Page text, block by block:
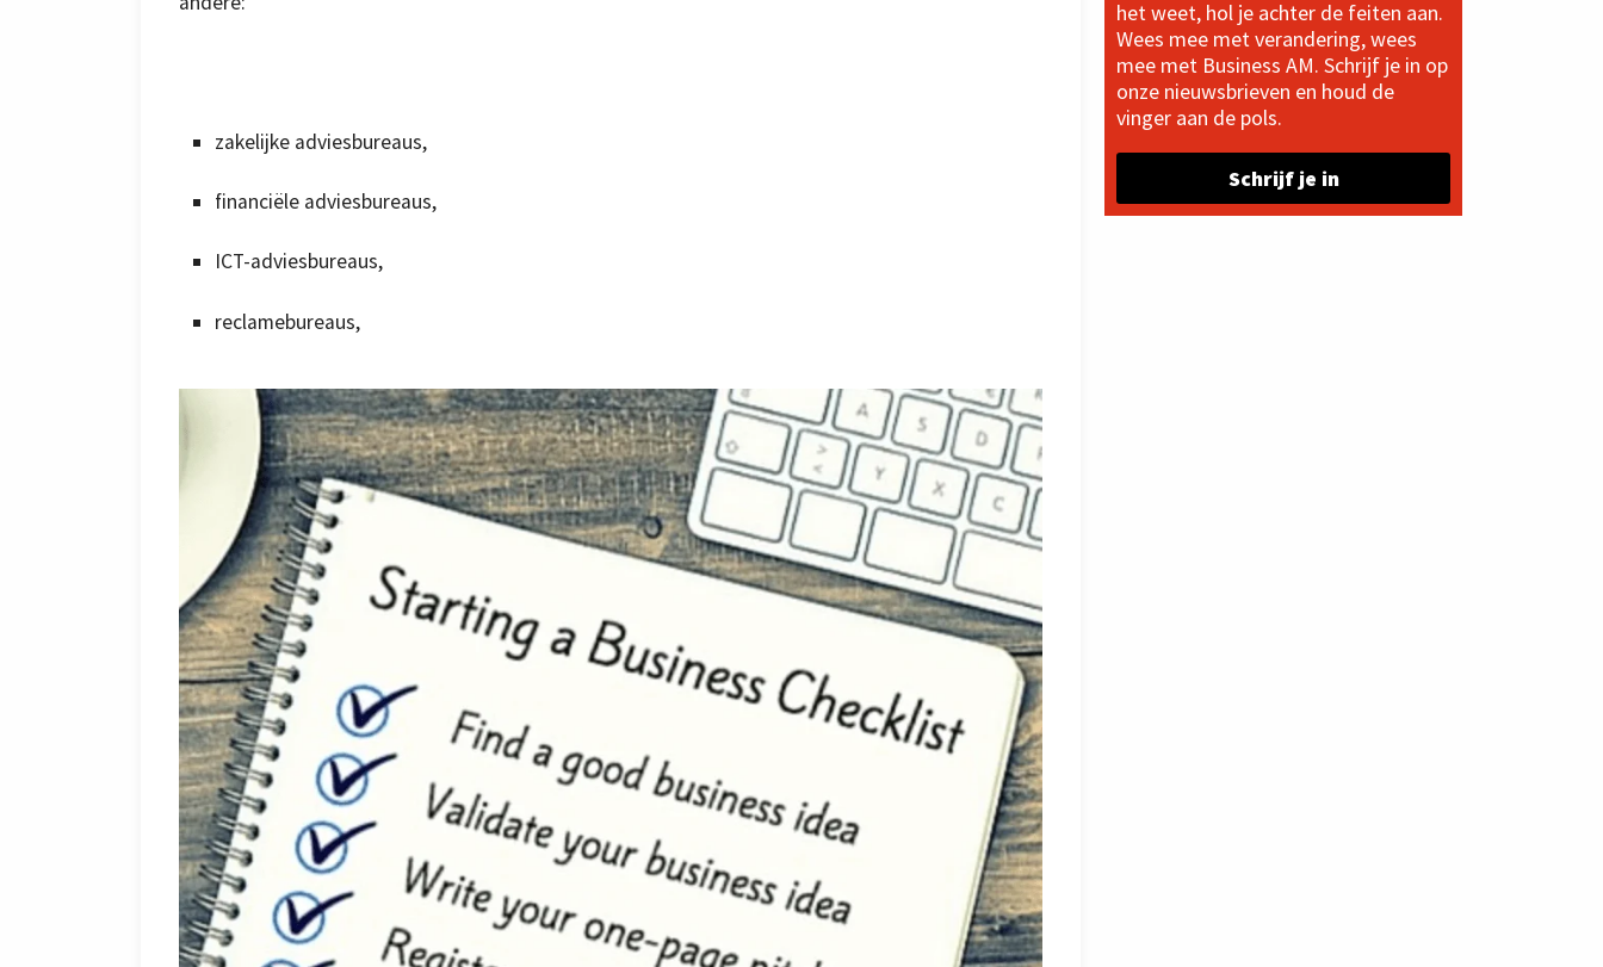
zakelijke adviesbureaus,
financiële adviesbureaus,
ICT-adviesbureaus,
reclamebureaus,
het weet, hol je achter de feiten aan.
Wees mee met verandering, wees
mee met Business AM. Schrijf je in op
onze nieuwsbrieven en houd de
vinger aan de pols.
Schrijf je in